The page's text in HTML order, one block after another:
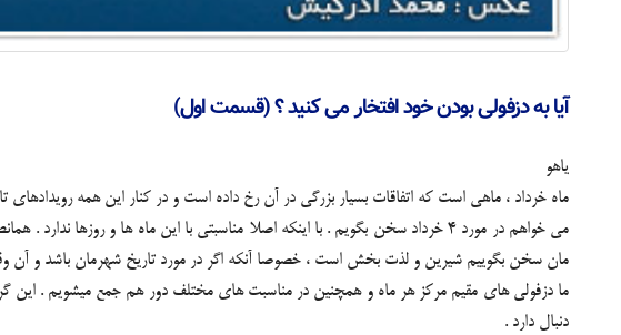
آیا به دزفولی بودن خود افتخار می کنید ؟ (قسمت اول)
یاهو
ماه خرداد ، ماهی است که اتفاقات بسیار بزرگی در آن رخ داده است و در کنار این همه
می خواهم در مورد 4 خرداد سخن بگویم . با اینکه اصلا مناسبتی با این ماه ها و
مان سخن بگوییم شیرین و لذت بخش است ، خصوصا آنکه اگر در مورد تاریخ شهرمان باشد و آن
ما دزفولی های مقیم مرکز هر ماه و همچنین در مناسبت های مختلف دور هم جمع میشویم . این
دنبال دارد .